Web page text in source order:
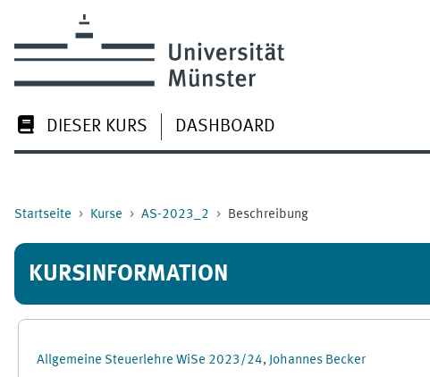
DIESER KURS DASHBOARD
Startseite Kurse AS-2023_2 Beschreibung
KURSINFORMATION
Allgemeine Steuerlehre WiSe 2023/24, Johannes Becker